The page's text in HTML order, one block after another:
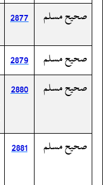
صحيح مسلم
2877
صحيح مسلم
2879
صحيح مسلم
2880
صحيح مسلم
2881